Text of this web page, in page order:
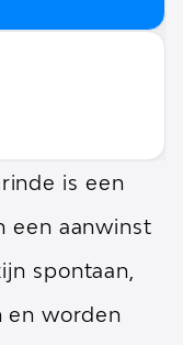
is een
een aanwinst
spontaan,
en worden